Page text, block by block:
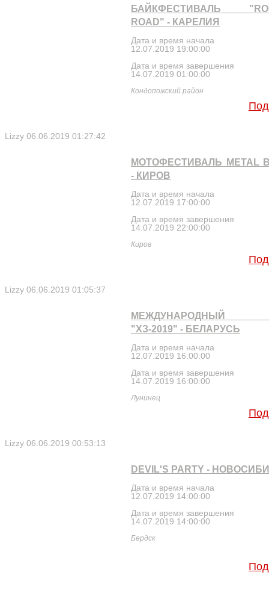
БАЙКФЕСТИВАЛЬ
ROAD" - КАРЕЛИЯ
Дата и время начала
12.07.2019 19:00:00
Дата и время завершения
14.07.2019 01:00:00
Кондопожский район
Lizzy 06.06.2019 01:27:42
МОТОФЕСТИВАЛЬ METAL
- КИРОВ
Дата и время начала
12.07.2019 17:00:00
Дата и время завершения
14.07.2019 22:00:00
Киров
Lizzy 06.06.2019 01:05:37
МЕЖДУНАРОДНЫЙ
"ХЗ-2019" - БЕЛАРУСЬ
Дата и время начала
12.07.2019 16:00:00
Дата и время завершения
14.07.2019 16:00:00
Лунинец
Lizzy 06.06.2019 00:53:13
DEVIL'S PARTY -
Дата и время начала
12.07.2019 14:00:00
Дата и время завершения
14.07.2019 14:00:00
Бердск